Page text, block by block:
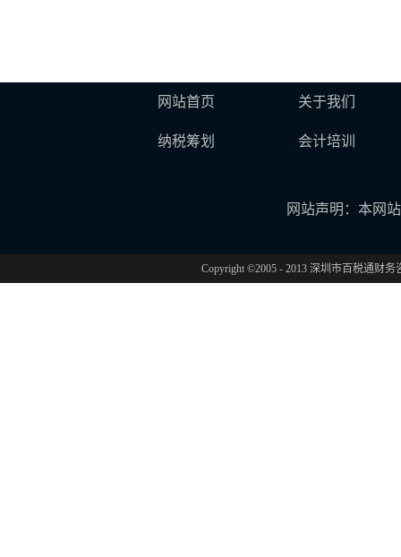
网站首页 关于我们
纳税筹划 会计培训
网站声明：本网
Copyright ©2005 - 2013 深圳市百税通财务